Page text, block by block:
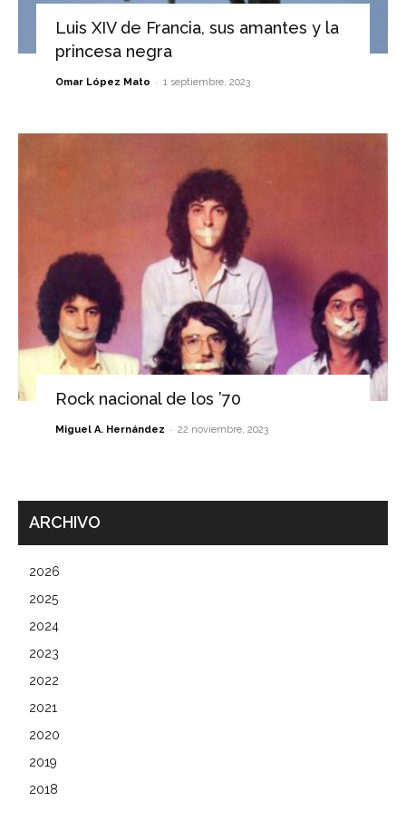
Luis XIV de Francia, sus amantes y la
princesa negra
Omar López Mato - 1 septiembre, 2023
Rock nacional de los ’70
Miguel A. Hernández - 22 noviembre, 2023
ARCHIVO
2026
2025
2024
2023
2022
2021
2020
2019
2018